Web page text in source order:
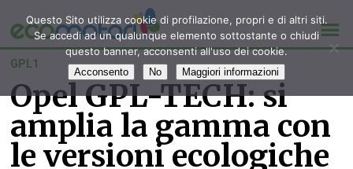
GPL1
Opel GPL-TECH: si
amplia la gamma con
le versioni ecologiche
Questo Sito utilizza cookie di profilazione, propri e di altri siti.
Se accedi ad un qualunque elemento sottostante o chiudi
questo banner, acconsenti all'uso dei cookie.
Acconsento No Maggiori informazioni